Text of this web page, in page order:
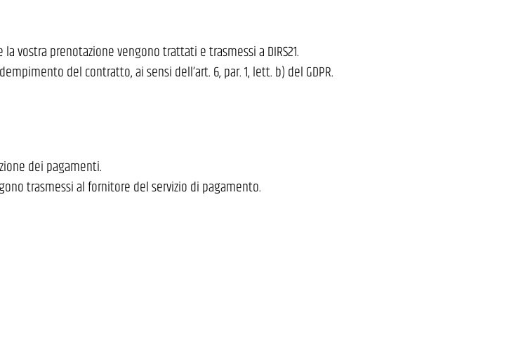
vostra prenotazione vengono trattati e trasmessi a DIRS21.
del contratto, ai sensi dell’art. 6, par. 1, lett. b) del GDPR.
dei pagamenti.
trasmessi al fornitore del servizio di pagamento.